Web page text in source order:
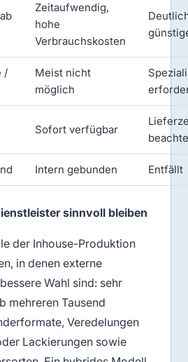
Zeitaufwendig,
hohe
Verbrauchskosten
/
Meist nicht
möglich
Sofort verfügbar
Intern gebunden Entfällt
sinnvoll bleiben
der Inhouse-Produktion
in denen externe
Wahl sind: sehr
mehreren Tausend
Veredelungen
Lackierungen sowie